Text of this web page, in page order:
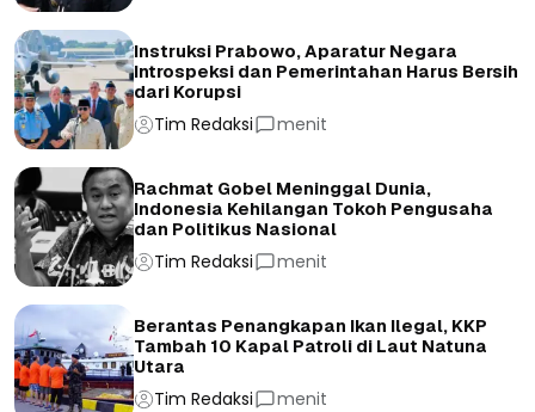
Instruksi Prabowo, Aparatur Negara
Introspeksi dan Pemerintahan Harus Bersih
dari Korupsi
Tim Redaksi menit
Rachmat Gobel Meninggal Dunia,
Indonesia Kehilangan Tokoh Pengusaha
dan Politikus Nasional
Tim Redaksi menit
Berantas Penangkapan Ikan Ilegal, KKP
Tambah 10 Kapal Patroli di Laut Natuna
Utara
Tim Redaksi menit